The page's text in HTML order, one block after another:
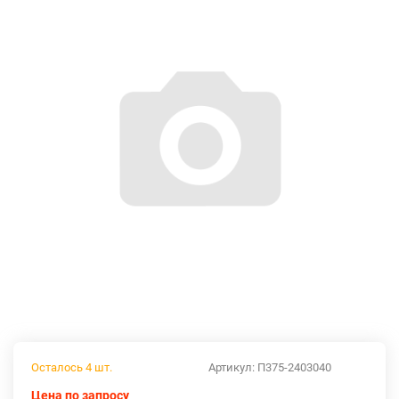
Артикул: П375-2403040
Осталось 4 шт.
Цена по запросу